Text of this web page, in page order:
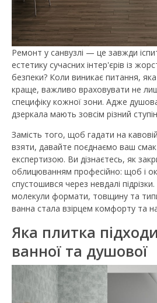
Ремонт у санвузлі — це завжди
естетику сучасних інтер'єрів із
безпеки? Коли виникає питання,
краще, важливо враховувати не
специфіку кожної зони. Адже
дзеркала мають зовсім різний
Замість того, щоб гадати на
взяти, давайте поєднаємо ваш
експертизою. Ви дізнаєтесь, як
облицюванням професійно: щоб і
спустошився через невдалі
молекули формати, товщину та
ванна стала взірцем комфорту та
Яка плитка
ванної та душової